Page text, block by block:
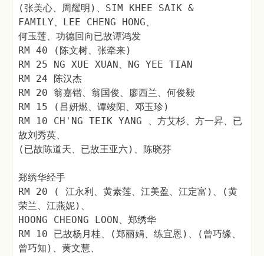
(张美心、周耀明)、SIM KHEE SAIK &
FAMILY、LEE CHENG HONG、
何玉莲、功德回向已故谭鸿发
RM 40 (陈文树、张牵来)
RM 25 NG XUE XUAN、NG YEE TIAN
RM 24 陈汉杰
RM 20 翁嘉锴、翁国俊、廖西兰、何俊毅
RM 15 (吕妍燃、谭竣阳、邓玉珍)
RM 10 CH'NG TEIK YANG 、方艾杉、方一昇、已
故刘秀英、
(已故陈道天、已故王亚六)、陈晓芬
郑绣华经手
RM 20 ( 江永利、黄素莲、江美盈、江定富)、(黄
荣兰、江燕妮)、
HOONG CHEONG LOON、郑绣华
RM 10 已故杨月桂、(郑丽娟、练宜恩)、(曾巧缘、
曾巧知)、黄文慧、